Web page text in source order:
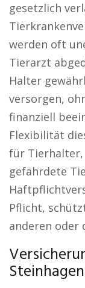
gesetzlich
werden oft
Tierarzt
Halter
versorgen,
finanziell
Flexibilität
für Tierhalter,
gefährdete
Pflicht,
anderen oder